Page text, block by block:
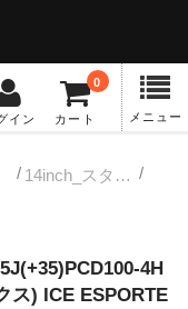
イン カート
0
メニュー
14inch_スタッドレス中古タイヤホイール
4H
ス) ICE ESPORTE